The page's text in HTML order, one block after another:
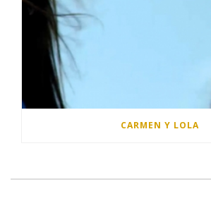
CARMEN Y LOLA